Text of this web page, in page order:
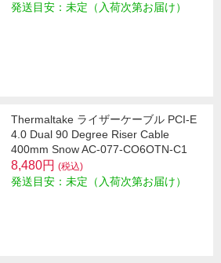
発送目安：未定（入荷次第お届け）
Thermaltake ライザーケーブル PCI-E
4.0 Dual 90 Degree Riser Cable
400mm Snow AC-077-CO6OTN-C1
8,480円 (税込)
発送目安：未定（入荷次第お届け）